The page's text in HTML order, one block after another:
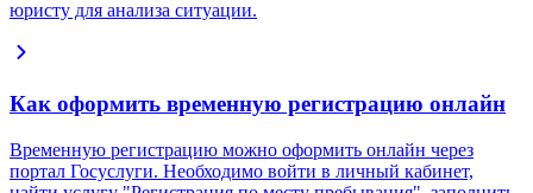
юристу для анализа ситуации.
Как оформить временную регистрацию онлайн
Временную регистрацию можно оформить онлайн через
портал Госуслуги. Необходимо войти в личный кабинет,